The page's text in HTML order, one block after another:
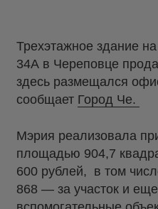
Трехэтажное здание
34А в Череповце
здесь размещался
сообщает Город Че.
Мэрия реализовала
площадью 904,7
600 рублей, в том
868 — за участок и